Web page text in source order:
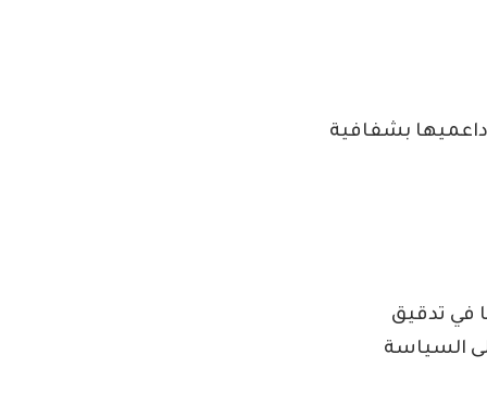
بشفافية
في تدقيق
السياسة